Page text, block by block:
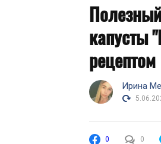
капусты
рецептом
Ирина
0 0